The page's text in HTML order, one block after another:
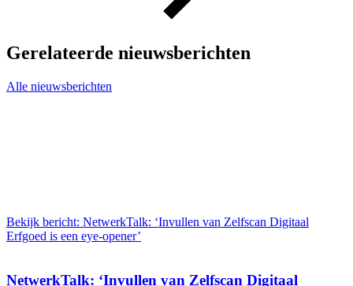
Gerelateerde nieuwsberichten
Alle nieuwsberichten
Bekijk bericht: NetwerkTalk: ‘Invullen van Zelfscan Digitaal
Erfgoed ​is ​een eye-opener’
NetwerkTalk: ‘Invullen van Zelfscan Digitaal